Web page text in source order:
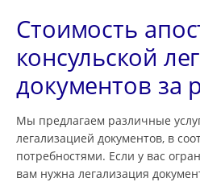
Стоимость
консульской
документов за
Мы предлагаем различные
легализацией документов, в
потребностями. Если у вас
вам нужна легализация